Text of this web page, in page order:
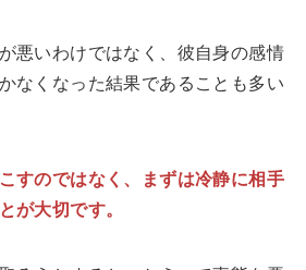
悪いわけではなく、彼自身の感情
なくなった結果であることも多い
すのではなく、まずは冷静に相手
が大切です。